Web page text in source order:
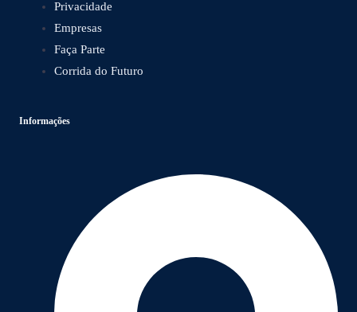
Privacidade
Empresas
Faça Parte
Corrida do Futuro
Informações